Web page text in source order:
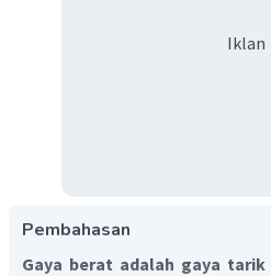
Iklan
Pembahasan
Gaya berat adalah gaya